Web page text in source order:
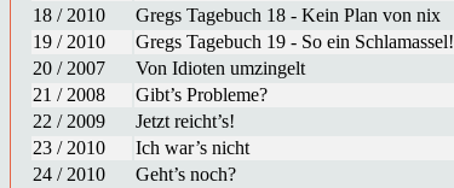
18 / 2010
Gregs Tagebuch 18 - Kein Plan von nix
19 / 2010
Gregs Tagebuch 19 - So ein Schlamassel!
20 / 2007
Von Idioten umzingelt
21 / 2008
Gibt’s Probleme?
22 / 2009
Jetzt reicht’s!
23 / 2010
Ich war’s nicht
24 / 2010
Geht’s noch?